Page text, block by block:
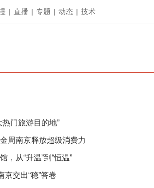
| 直播 | 专题 | 动态 | 技术
门旅游目的地”
周南京释放超级消费力
，从“升温”到“恒温”
京交出“稳”答卷